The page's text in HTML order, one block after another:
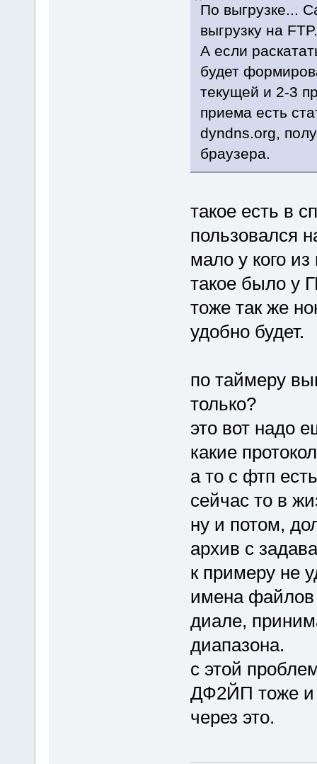
По выгрузке...
выгрузку на
А если
будет
текущей и 2-3
приема есть
dyndns.org,
браузера.
такое есть в
пользовался
мало у кого
такое было у
тоже так же
удобно будет.
по таймеру
только?
это вот надо
какие
а то с фтп
сейчас то в
ну и потом,
архив с
к примеру не
имена
диале,
диапазона.
с этой
ДФ2ЙП тоже и
через это.